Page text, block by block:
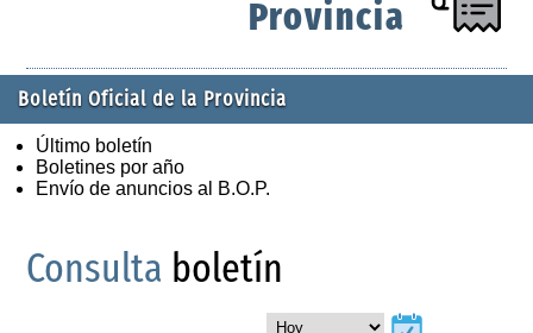
Provincia
Boletín Oficial de la Provincia
Último boletín
Boletines por año
Envío de anuncios al B.O.P.
Consulta boletín